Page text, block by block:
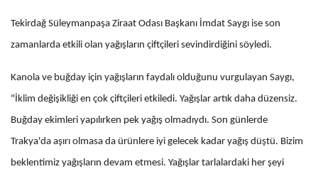
Tekirdağ Süleymanpaşa Ziraat Odası Başkanı İmdat Saygı ise son
zamanlarda etkili olan yağışların çiftçileri sevindirdiğini söyledi.
Kanola ve buğday için yağışların faydalı olduğunu vurgulayan Saygı,
"İklim değişikliği en çok çiftçileri etkiledi. Yağışlar artık daha düzensiz.
Buğday ekimleri yapılırken pek yağış olmadıydı. Son günlerde
Trakya'da aşırı olmasa da ürünlere iyi gelecek kadar yağış düştü. Bizim
beklentimiz yağışların devam etmesi. Yağışlar tarlalardaki her şeyi